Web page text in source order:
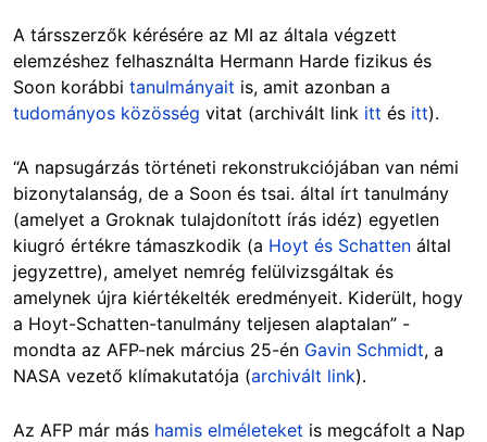
A társszerzők kérésére az MI az általa végzett
elemzéshez felhasználta Hermann Harde fizikus és
Soon korábbi tanulmányait is, amit azonban a
tudományos közösség vitat (archivált link itt és itt).
“A napsugárzás történeti rekonstrukciójában van némi
bizonytalanság, de a Soon és tsai. által írt tanulmány
(amelyet a Groknak tulajdonított írás idéz) egyetlen
kiugró értékre támaszkodik (a Hoyt és Schatten által
jegyzettre), amelyet nemrég felülvizsgáltak és
amelynek újra kiértékelték eredményeit. Kiderült, hogy
a Hoyt-Schatten-tanulmány teljesen alaptalan” -
mondta az AFP-nek március 25-én Gavin Schmidt, a
NASA vezető klímakutatója (archivált link).
Az AFP már más hamis elméleteket is megcáfolt a Nap